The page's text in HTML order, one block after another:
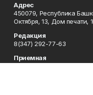
Адрес
450079, Республика
Октября, 13, Дом печати,
Редакция
8(347) 292-77-63
Приемная